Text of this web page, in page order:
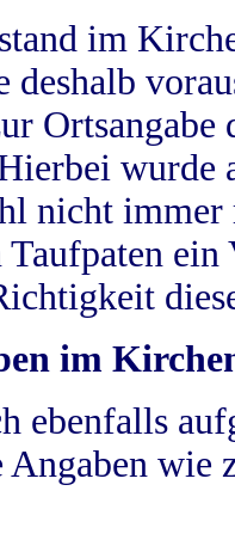
im
wurde
nicht
im
ebenfalls
wie